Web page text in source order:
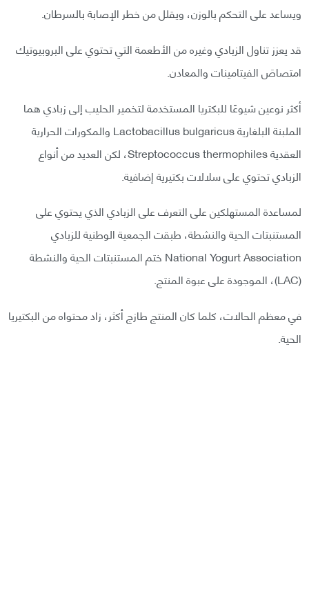
ويساعد على التحكم بالوزن، ويقلل من خطر الإصابة بالسرطان.
قد يعزز تناول الزبادي وغيره من الأطعمة التي تحتوي على البروبيوتيك
امتصاصَ الفيتامينات والمعادن.
أكثر نوعين شيوعًا للبكتريا المستخدمة لتخمير الحليب إلى زبادي هما
الملبنة البلغارية Lactobacillus bulgaricus والمكورات الحرارية
العقدية Streptococcus thermophiles، لكن العديد من أنواع
الزبادي تحتوي على سلالات بكتيرية إضافية.
لمساعدة المستهلكين على التعرف على الزبادي الذي يحتوي على
المستنبتات الحية والنشطة، طبقت الجمعية الوطنية للزبادي
National Yogurt Association ختم المستنبتات الحية والنشطة
(LAC)، الموجودة على عبوة المنتج.
في معظم الحالات، كلما كان المنتج طازج أكثر، زاد محتواه من البكتيريا
الحية.